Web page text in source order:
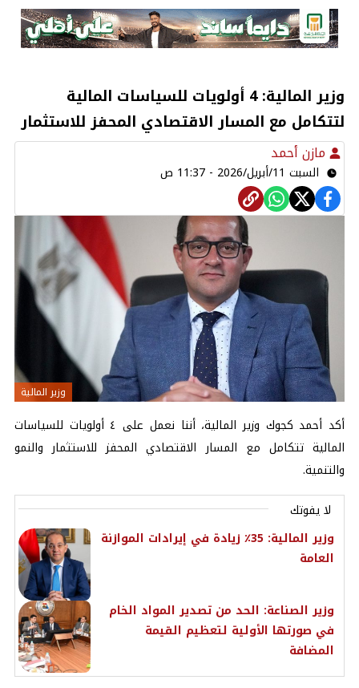
وزير المالية: 4 أولويات للسياسات المالية
لتتكامل مع المسار الاقتصادي المحفز للاستثمار
مازن أحمد
السبت 11/أبريل/2026 - 11:37 ص
وزير المالية
أكد أحمد كجوك وزير المالية، أننا نعمل على ٤ أولويات للسياسات
المالية تتكامل مع المسار الاقتصادي المحفز للاستثمار والنمو
والتنمية.
لا يفوتك
وزير المالية: 35٪ زيادة في إيرادات الموازنة
العامة
وزير الصناعة: الحد من تصدير المواد الخام
في صورتها الأولية لتعظيم القيمة
المضافة